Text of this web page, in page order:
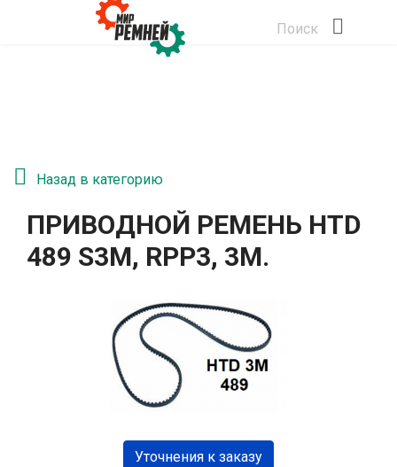
Поиск
Назад в категорию
ПРИВОДНОЙ РЕМЕНЬ HTD
489 S3M, RPP3, 3М.
Уточнения к заказу